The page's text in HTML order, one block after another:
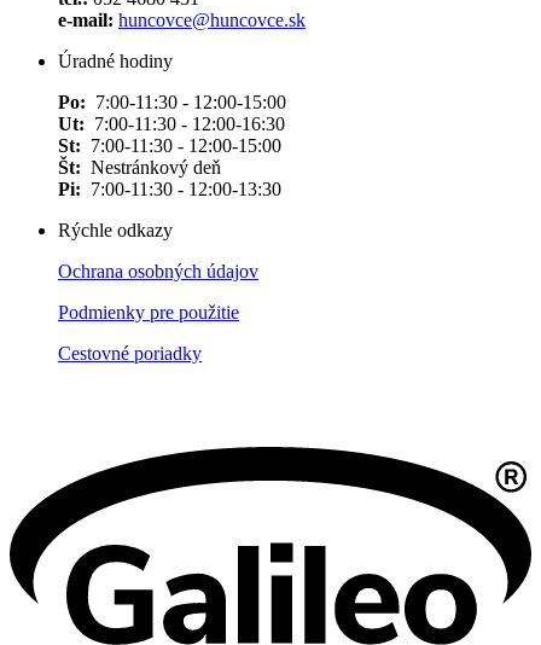
e-mail: huncovce@huncovce.sk
Úradné hodiny
Po: 7:00-11:30 - 12:00-15:00
Ut: 7:00-11:30 - 12:00-16:30
St: 7:00-11:30 - 12:00-15:00
Št: Nestránkový deň
Pi: 7:00-11:30 - 12:00-13:30
Rýchle odkazy
Ochrana osobných údajov
Podmienky pre použitie
Cestovné poriadky